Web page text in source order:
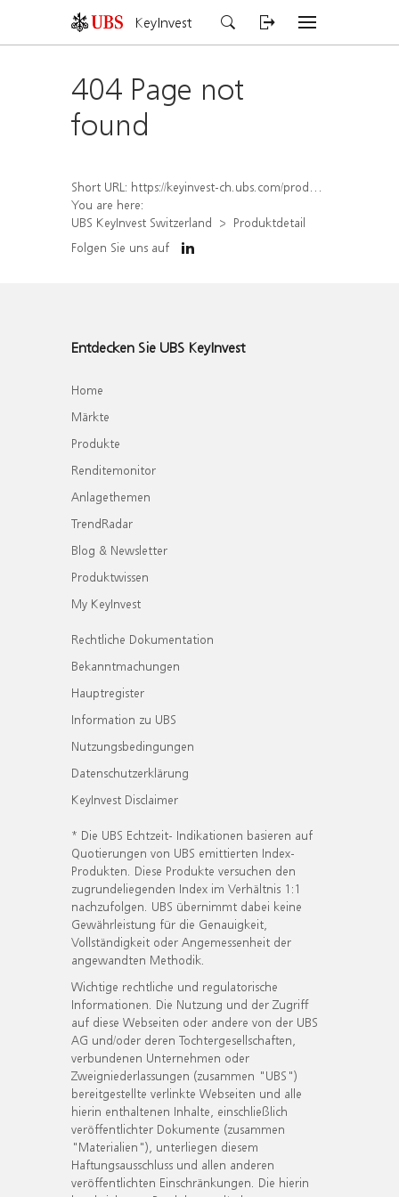
KeyInvest
404 Page not
found
Short URL: https://keyinvest-ch.ubs.com/produkt/detail/index/isin/CH1576894682
You are here:
UBS KeyInvest Switzerland
Produktdetail
Folgen Sie uns auf
Entdecken Sie UBS KeyInvest
Home
Märkte
Produkte
Renditemonitor
Anlagethemen
TrendRadar
Blog & Newsletter
Produktwissen
My KeyInvest
Rechtliche Dokumentation
Bekanntmachungen
Hauptregister
Information zu UBS
Nutzungsbedingungen
Datenschutzerklärung
KeyInvest Disclaimer
* Die UBS Echtzeit- Indikationen basieren auf
Quotierungen von UBS emittierten Index-
Produkten. Diese Produkte versuchen den
zugrundeliegenden Index im Verhältnis 1:1
nachzufolgen. UBS übernimmt dabei keine
Gewährleistung für die Genauigkeit,
Vollständigkeit oder Angemessenheit der
angewandten Methodik.
Wichtige rechtliche und regulatorische
Informationen. Die Nutzung und der Zugriff
auf diese Webseiten oder andere von der UBS
AG und/oder deren Tochtergesellschaften,
verbundenen Unternehmen oder
Zweigniederlassungen (zusammen "UBS")
bereitgestellte verlinkte Webseiten und alle
hierin enthaltenen Inhalte, einschließlich
veröffentlichter Dokumente (zusammen
"Materialien"), unterliegen diesem
Haftungsausschluss und allen anderen
veröffentlichten Einschränkungen. Die hierin